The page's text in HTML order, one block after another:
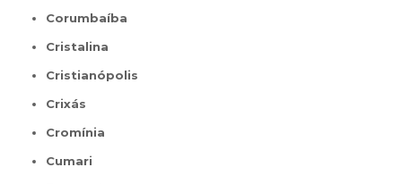
Corumbaíba
Cristalina
Cristianópolis
Crixás
Cromínia
Cumari